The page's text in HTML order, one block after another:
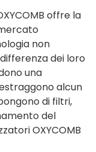
offre la
non
dei loro
una
alcun
di filtri,
del
OXYCOMB